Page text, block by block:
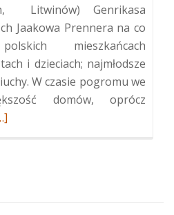
Litwinów) Genrikasa
Jaakowa Prennera na co
mieszkańcach
i dzieciach; najmłodsze
W czasie pogromu we
domów, oprócz